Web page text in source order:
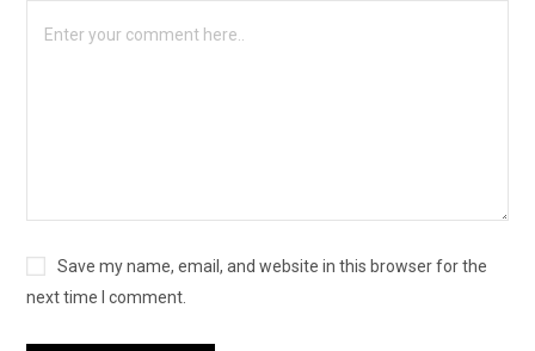
Save my name, email, and website in this browser for the
next time I comment.